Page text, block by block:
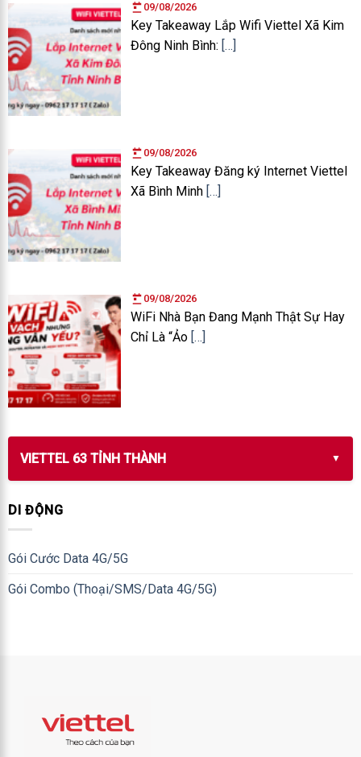
09/08/2026
Key Takeaway Lắp Wifi Viettel Xã Kim
Đông Ninh Bình: […]
09/08/2026
Key Takeaway Đăng ký Internet Viettel
Xã Bình Minh […]
09/08/2026
WiFi Nhà Bạn Đang Mạnh Thật Sự Hay
Chỉ Là “Ảo […]
VIETTEL 63 TỈNH THÀNH
DI ĐỘNG
Gói Cước Data 4G/5G
Gói Combo (Thoại/SMS/Data 4G/5G)